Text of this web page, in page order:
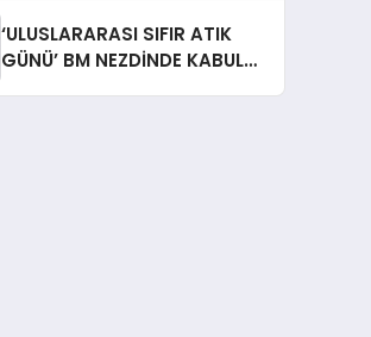
‘ULUSLARARASI SIFIR ATIK
GÜNÜ’ BM NEZDİNDE KABUL